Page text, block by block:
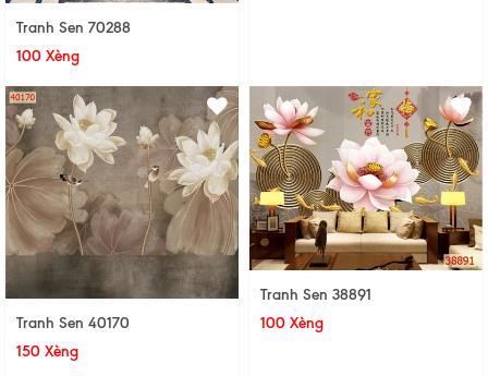
Tranh Sen 70288
100 Xèng
Tranh Sen 40170
150 Xèng
Tranh Sen 38891
100 Xèng